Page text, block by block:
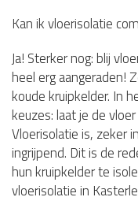
Kan ik vloerisolatie
Ja! Sterker nog: blij
heel erg aangeraden!
koude kruipkelder. In
keuzes: laat je de
Vloerisolatie is, zeker
ingrijpend. Dit is de
hun kruipkelder te
vloerisolatie in